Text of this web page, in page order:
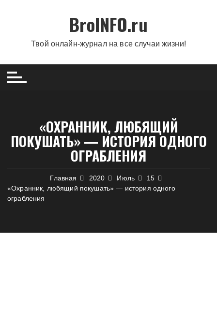
BroINFO.ru
Твой онлайн-журнал на все случаи жизни!
«ОХРАННИК, ЛЮБЯЩИЙ
ПОКУШАТЬ» — ИСТОРИЯ ОДНОГО
ОГРАБЛЕНИЯ
Главная 2020 Июль
15
«Охранник, любящий покушать» — история одного
ограбления